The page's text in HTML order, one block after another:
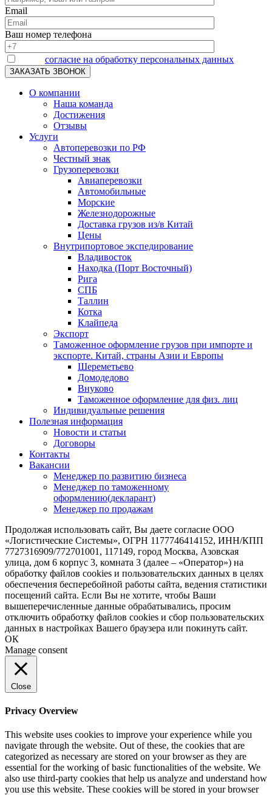
Email
Ваш номер телефона
согласие на обработку персональных данных
О компании
Наша команда
Достижения
Отзывы
Услуги
Автоперевозки по РФ
Честный знак
Грузоперевозки
Авиаперевозки
Автомобильные
Морские
Железнодорожные
Доставка грузов из/в Китай
Цены
Внутрипортовое экспедирование
Владивосток
Находка (Порт Восточный)
Рига
СПБ
Таллин
Котка
Клайпеда
Экспорт
Таможенное оформление грузов при импорте и
экспорте. Китай, страны Азии и Европы
Шереметьево
Домодедово
Внуково
Таможенное оформление для физ. лиц
Индивидуальные решения
Полезная информация
Новости и статьи
Договоры
Контакты
Вакансии
Менеджер по развитию бизнеса
Менеджер по таможенному
оформлению(декларант)
Менеджер по продажам
Продолжая использовать сайт, Вы даете согласие ООО
«Логистические Системы», ОГРН 1177746414152, ИНН/КПП
7727316909/772701001, 117149, город Москва, Азовская
улица, дом 6 корпус 3, комната 3 (далее – «Оператор») на
обработку файлов cookies и пользовательских данных в целях
обеспечения бесперебойной работы сайта, ведения статистики
посещений сайта. Если Вы не хотите, чтобы Ваши
вышеперечисленные данные обрабатывались, просим
отключить обработку файлов cookies и сбор пользовательских
данных в настройках Вашего браузера или покинуть сайт.
ОК
Manage consent
Close
Privacy Overview
This website uses cookies to improve your experience while you
navigate through the website. Out of these, the cookies that are
categorized as necessary are stored on your browser as they are
essential for the working of basic functionalities of the website. We
also use third-party cookies that help us analyze and understand how
you use this website. These cookies will be stored in your browser